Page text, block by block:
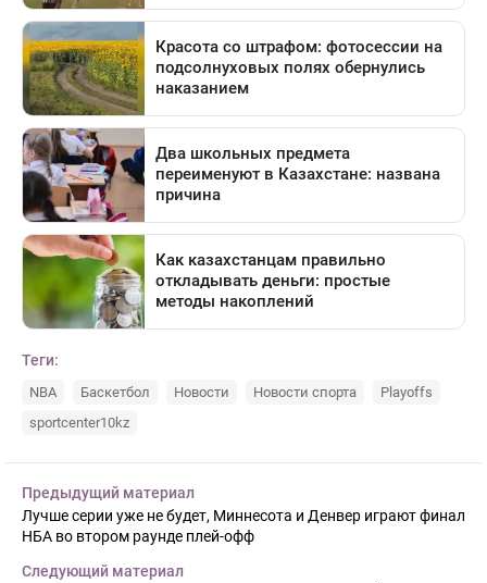
Теги:
NBA Баскетбол Новости Новости спорта
Playoffs
sportcenter10kz
Предыдущий материал
Лучше серии уже не будет, Миннесота и Денвер играют финал
НБА во втором раунде плей-офф
Следующий материал